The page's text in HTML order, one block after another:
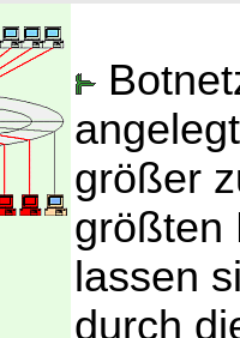
größer
größten
lassen
durch